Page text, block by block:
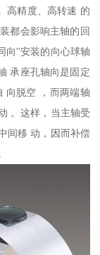
高精度、高转速 的
都会影响主轴的回
向''安装的向心球轴
承座孔轴向是固定
向脱空 ，而两端轴
。这样，当主轴受
间移 动，因而补偿